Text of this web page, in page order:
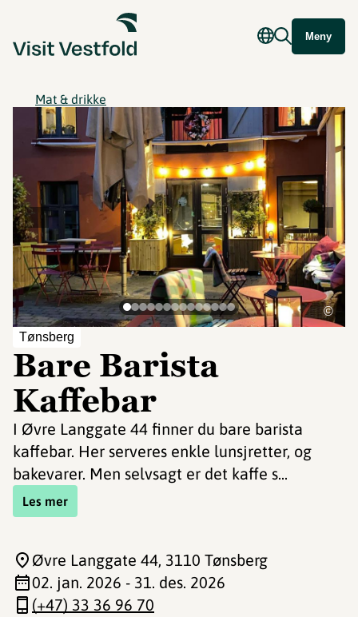
Meny
Mat & drikke
Tønsberg
Bare Barista
Kaffebar
I Øvre Langgate 44 finner du bare barista
kaffebar. Her serveres enkle lunsjretter, og
bakevarer. Men selvsagt er det kaffe s...
Les mer
©
Øvre Langgate 44, 3110 Tønsberg
02. jan. 2026 - 31. des. 2026
(+47) 33 36 96 70